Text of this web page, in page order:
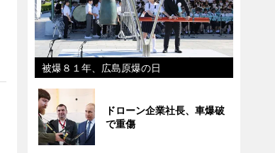
被爆８１年、広島原爆の日
ドローン企業社長、車爆破
で重傷